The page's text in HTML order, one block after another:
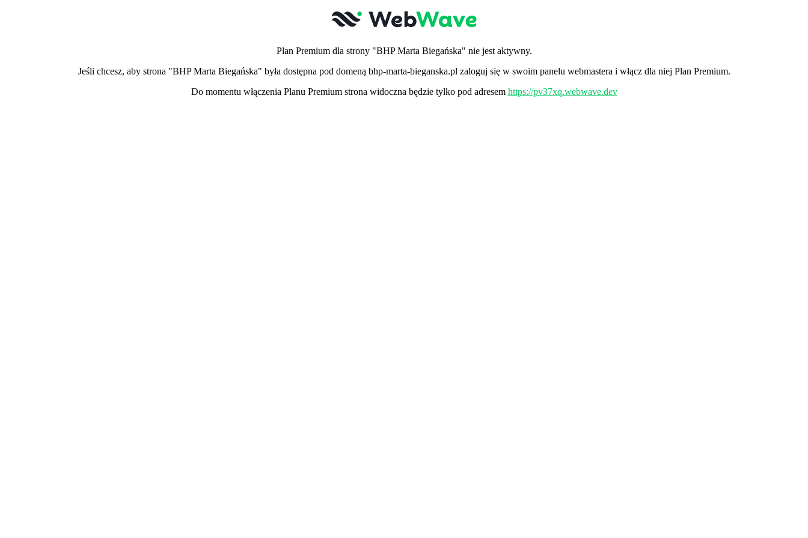
Plan Premium dla strony "BHP Marta Biegańska" nie jest aktywny.
Jeśli chcesz, aby strona "BHP Marta Biegańska" była dostępna pod domeną bhp-marta-bieganska.pl zaloguj się w swoim panelu webmastera i włącz dla niej Plan Premium.
Do momentu włączenia Planu Premium strona widoczna będzie tylko pod adresem https://pv37xq.webwave.dev